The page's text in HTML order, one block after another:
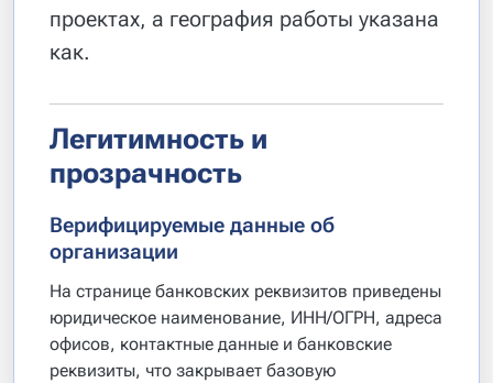
проектах, а география работы указана
как.
Легитимность и
прозрачность
Верифицируемые данные об
организации
На странице банковских реквизитов приведены
юридическое наименование, ИНН/ОГРН, адреса
офисов, контактные данные и банковские
реквизиты, что закрывает базовую